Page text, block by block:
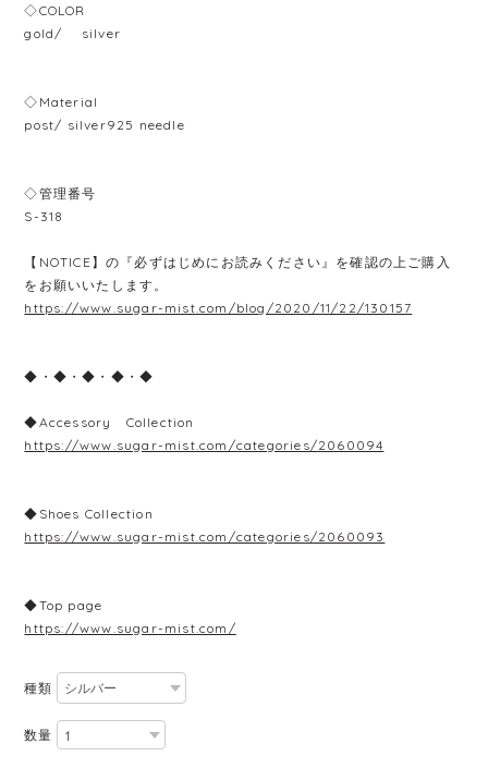
◇COLOR
gold/ silver
◇Material
post/ silver925 needle
◇管理番号
S-318
【NOTICE】の『必ずはじめにお読みください』を確認の上ご購入
をお願いいたします。
https://www.sugar-mist.com/blog/2020/11/22/130157
◆・◆・◆・◆・◆
◆Accessory Collection
https://www.sugar-mist.com/categories/2060094
◆Shoes Collection
https://www.sugar-mist.com/categories/2060093
◆Top page
https://www.sugar-mist.com/
種類
数量